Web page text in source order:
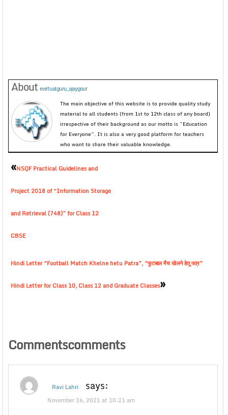
About evirtualguru_ajaygour
The main objective of this website is to provide quality study
material to all students (from 1st to 12th class of any board)
irrespective of their background as our motto is “Education
for Everyone”. It is also a very good platform for teachers
who want to share their valuable knowledge.
«NSQF Practical Guidelines and
Project 2018 of “Information Storage
and Retrieval (748)” for Class 12
CBSE
Hindi Letter “Football Match Khelne hetu Patra”, “फुटबाल मैच खेलने हेतू पत्र”
Hindi Letter for Class 10, Class 12 and Graduate Classes»
Commentscomments
Ravi Lahri says:
November 26, 2021 at 10:21 am